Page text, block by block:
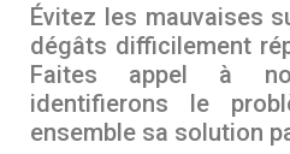
Évitez les mauvaises
dégâts difficilement
Faites appel à
identifierons le
ensemble sa solution